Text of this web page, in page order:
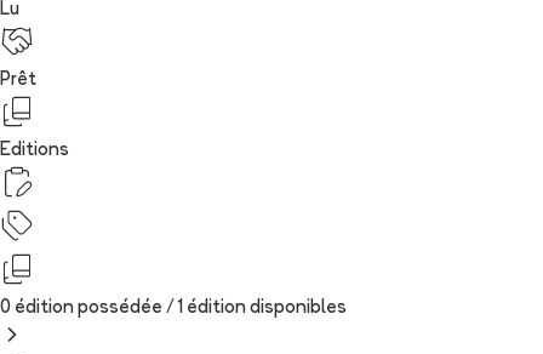
Lu
Prêt
Editions
0 édition possédée / 1 édition disponibles